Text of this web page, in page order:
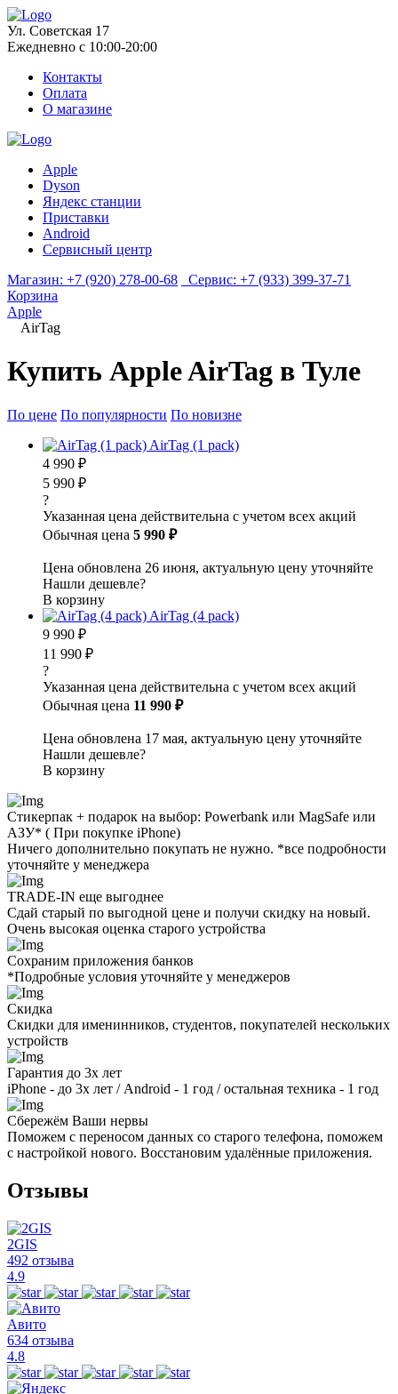
Ул. Советская 17
Ежедневно с 10:00-20:00
Контакты
Оплата
О магазине
Apple
Dyson
Яндекс станции
Приставки
Android
Сервисный центр
Магазин: +7 (920) 278-00-68 Сервис: +7 (933) 399-37-71
Корзина
Apple
AirTag
Купить Apple AirTag в Туле
По цене По популярности По новизне
AirTag (1 pack)
4 990 ₽
5 990 ₽
?
Указанная цена действительна с учетом всех акций
Обычная цена 5 990 ₽
Цена обновлена 26 июня, актуальную цену уточняйте
Нашли дешевле?
В корзину
AirTag (4 pack)
9 990 ₽
11 990 ₽
?
Указанная цена действительна с учетом всех акций
Обычная цена 11 990 ₽
Цена обновлена 17 мая, актуальную цену уточняйте
Нашли дешевле?
В корзину
Стикерпак + подарок на выбор: Powerbank или MagSafe или
AЗУ* ( При покупке iPhone)
Ничего дополнительно покупать не нужно. *все подробности
уточняйте у менеджера
TRADE-IN еще выгоднее
Сдай старый по выгодной цене и получи скидку на новый.
Очень высокая оценка старого устройства
Сохраним приложения банков
*Подробные условия уточняйте у менеджеров
Скидка
Скидки для именинников, студентов, покупателей нескольких
устройств
Гарантия до 3х лет
iPhone - до 3х лет / Android - 1 год / остальная техника - 1 год
Сбережём Ваши нервы
Поможем с переносом данных со старого телефона, поможем
с настройкой нового. Восстановим удалённые приложения.
Отзывы
2GIS
492 отзыва
4.9
Авито
634 отзыва
4.8